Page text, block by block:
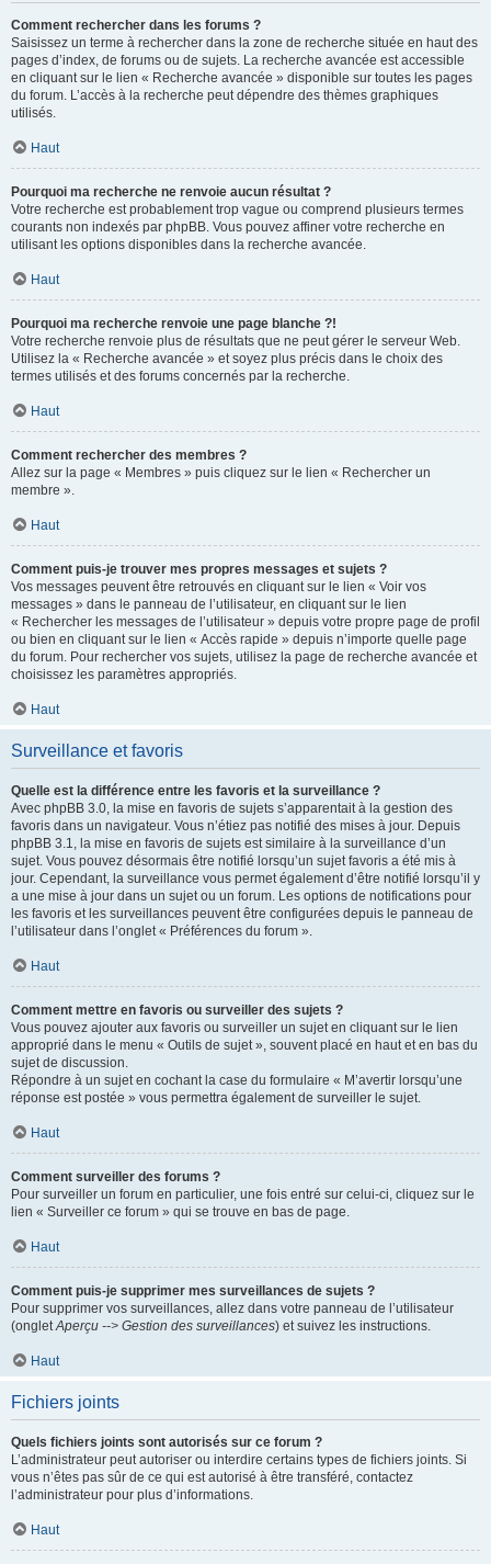
Comment rechercher dans les forums ?
Saisissez un terme à rechercher dans la zone de recherche située en haut des
pages d’index, de forums ou de sujets. La recherche avancée est accessible
en cliquant sur le lien « Recherche avancée » disponible sur toutes les pages
du forum. L’accès à la recherche peut dépendre des thèmes graphiques
utilisés.
Haut
Pourquoi ma recherche ne renvoie aucun résultat ?
Votre recherche est probablement trop vague ou comprend plusieurs termes
courants non indexés par phpBB. Vous pouvez affiner votre recherche en
utilisant les options disponibles dans la recherche avancée.
Haut
Pourquoi ma recherche renvoie une page blanche ?!
Votre recherche renvoie plus de résultats que ne peut gérer le serveur Web.
Utilisez la « Recherche avancée » et soyez plus précis dans le choix des
termes utilisés et des forums concernés par la recherche.
Haut
Comment rechercher des membres ?
Allez sur la page « Membres » puis cliquez sur le lien « Rechercher un
membre ».
Haut
Comment puis-je trouver mes propres messages et sujets ?
Vos messages peuvent être retrouvés en cliquant sur le lien « Voir vos
messages » dans le panneau de l’utilisateur, en cliquant sur le lien
« Rechercher les messages de l’utilisateur » depuis votre propre page de profil
ou bien en cliquant sur le lien « Accès rapide » depuis n’importe quelle page
du forum. Pour rechercher vos sujets, utilisez la page de recherche avancée et
choisissez les paramètres appropriés.
Haut
Surveillance et favoris
Quelle est la différence entre les favoris et la surveillance ?
Avec phpBB 3.0, la mise en favoris de sujets s’apparentait à la gestion des
favoris dans un navigateur. Vous n’étiez pas notifié des mises à jour. Depuis
phpBB 3.1, la mise en favoris de sujets est similaire à la surveillance d’un
sujet. Vous pouvez désormais être notifié lorsqu’un sujet favoris a été mis à
jour. Cependant, la surveillance vous permet également d’être notifié lorsqu’il y
a une mise à jour dans un sujet ou un forum. Les options de notifications pour
les favoris et les surveillances peuvent être configurées depuis le panneau de
l’utilisateur dans l’onglet « Préférences du forum ».
Haut
Comment mettre en favoris ou surveiller des sujets ?
Vous pouvez ajouter aux favoris ou surveiller un sujet en cliquant sur le lien
approprié dans le menu « Outils de sujet », souvent placé en haut et en bas du
sujet de discussion.
Répondre à un sujet en cochant la case du formulaire « M’avertir lorsqu’une
réponse est postée » vous permettra également de surveiller le sujet.
Haut
Comment surveiller des forums ?
Pour surveiller un forum en particulier, une fois entré sur celui-ci, cliquez sur le
lien « Surveiller ce forum » qui se trouve en bas de page.
Haut
Comment puis-je supprimer mes surveillances de sujets ?
Pour supprimer vos surveillances, allez dans votre panneau de l’utilisateur
(ongletAperçu --> Gestion des surveillances) et suivez les instructions.
Haut
Fichiers joints
Quels fichiers joints sont autorisés sur ce forum ?
L’administrateur peut autoriser ou interdire certains types de fichiers joints. Si
vous n’êtes pas sûr de ce qui est autorisé à être transféré, contactez
l’administrateur pour plus d’informations.
Haut